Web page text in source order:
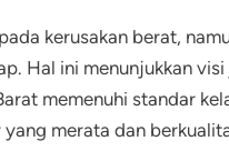
kerusakan berat,
Hal ini menunjukkan
memenuhi standar
merata dan